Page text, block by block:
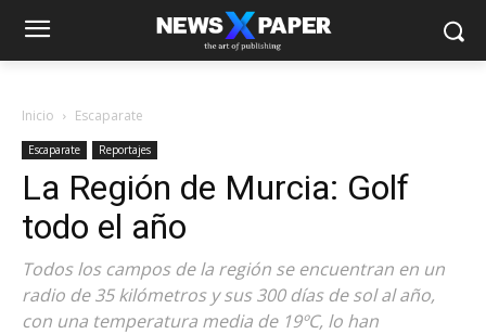
Inicio Escaparate
Escaparate Reportajes
La Región de Murcia: Golf
todo el año
Todos los campos de la región se encuentran en un
radio de 35 kilómetros y sus 300 días de sol al año,
con una temperatura media de 19ºC, lo han